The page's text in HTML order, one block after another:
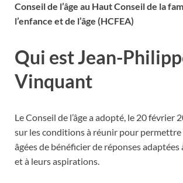
Conseil de l’âge au Haut Conseil de la
l’enfance et de l’âge (HCFEA)
Qui est Jean-
Vinquant
Le Conseil de l’âge a adopté, le 20 février
sur les conditions à réunir pour permettre
âgées de bénéficier de réponses adaptées
et à leurs aspirations.